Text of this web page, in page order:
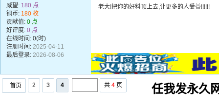
威望: 180 点
铜币: 180 枚
贡献值: 0 点
好评度: 0 点
在线时间: 0(时)
注册时间: 2025-04-11
最后登录: 2026-08-06
老大!把你的好料顶上去,让更多的人受益!!!!!!
首页 2 3 4 共 4 页 任我发永久